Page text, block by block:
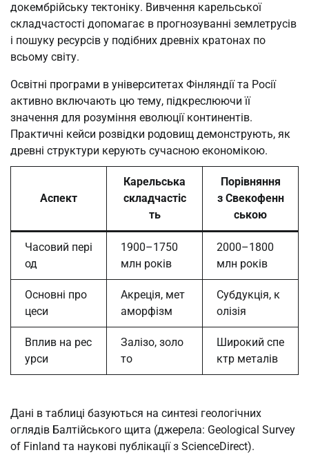
докембрійську тектоніку. Вивчення карельської
складчастості допомагає в прогнозуванні землетрусів
і пошуку ресурсів у подібних древніх кратонах по
всьому світу.
Освітні програми в університетах Фінляндії та Росії
активно включають цю тему, підкреслюючи її
значення для розуміння еволюції континентів.
Практичні кейси розвідки родовищ демонструють, як
древні структури керують сучасною економікою.
Аспект
Карельська
складчастіс
ть
Порівняння
з Свекофенн
ською
Часовий пері
од
1900–1750
млн років
2000–1800
млн років
Основні про
цеси
Акреція, мет
аморфізм
Субдукція, к
олізія
Вплив на рес
урси
Залізо, золо
то
Широкий спе
ктр металів
Дані в таблиці базуються на синтезі геологічних
оглядів Балтійського щита (джерела: Geological Survey
of Finland та наукові публікації з ScienceDirect).